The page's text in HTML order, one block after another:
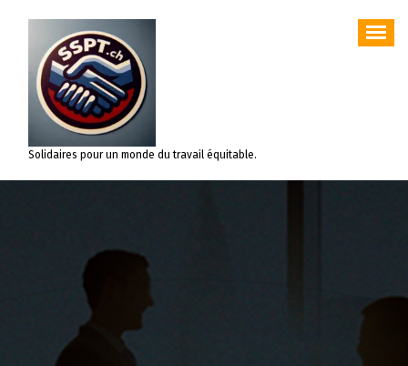
contenu
Solidaires pour un monde du travail équitable.